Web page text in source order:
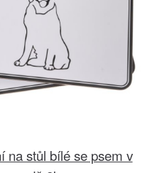
na stůl bílé se psem v